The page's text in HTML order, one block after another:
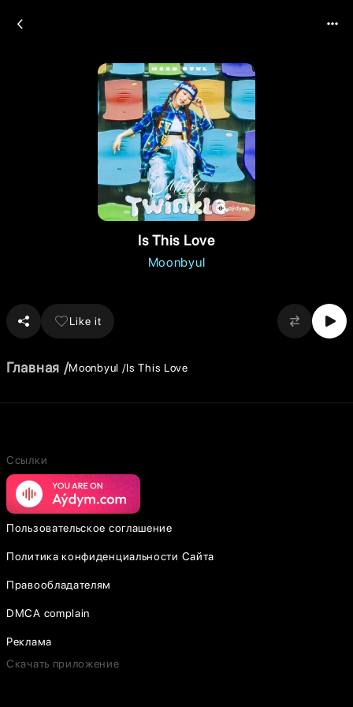
Is This Love
Moonbyul
Like it
Главная Moonbyul Is This Love
Ссылки
Пользовательское соглашение
Политика конфиденциальности Сайта
Правообладателям
DMCA complain
Реклама
Скачать приложение